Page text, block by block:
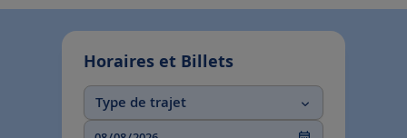
Horaires et Billets
Type de trajet